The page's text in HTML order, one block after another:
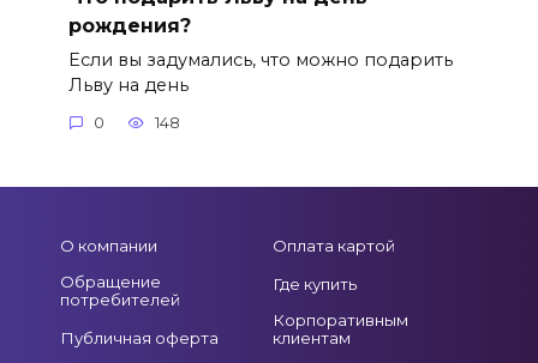
рождения?
Если вы задумались, что можно подарить
Льву на день
0 148
О компании
Обращение
потребителей
Публичная оферта
Оплата картой
Где купить
Корпоративным
клиентам